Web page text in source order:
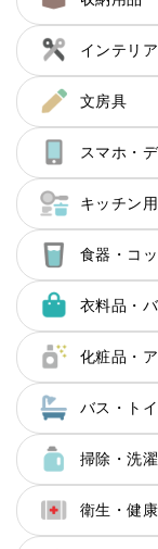
インテリ
文房具
スマホ・
キッチン
食器・コ
衣料品・
化粧品・
バス・ト
掃除・洗
衛生・健